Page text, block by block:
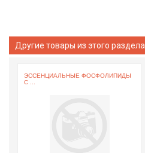
Другие товары из этого раздела
ЭССЕНЦИАЛЬНЫЕ ФОСФОЛИПИДЫ
С ...